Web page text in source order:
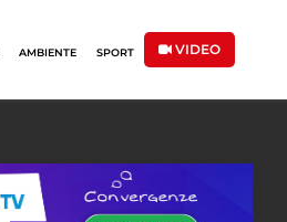
AMBIENTE SPORT VIDEO